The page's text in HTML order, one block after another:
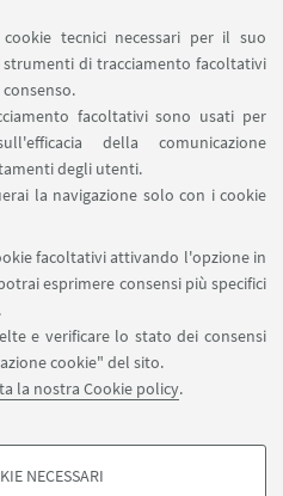
tecnici necessari per il suo
di tracciamento facoltativi
facoltativi sono usati per
della comunicazione
degli utenti.
la navigazione solo con i cookie
facoltativi attivando l'opzione in
esprimere consensi più specifici
e verificare lo stato dei consensi
cookie" del sito.
la nostra Cookie policy.
NECESSARI
dei dati (Nord,
quindi una grande
comunicativa
caratterizzata da un
di un argomento
di turno libera.
Prof.ssa Caterina Mauri.
e culture moderne, Alma
Bologna